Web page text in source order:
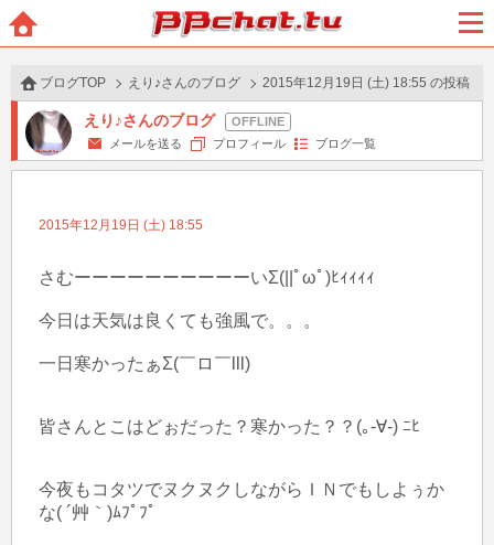
BBchatTV
ュー
ブログTOP えり♪さんのブログ 2015年12月19日 (土) 18:55 の投稿
えり♪さんのブログ
メールを送る プロフィール ブログ一覧
2015年12月19日 (土) 18:55
さむーーーーーーーーーーいΣ(||ﾟωﾟ)ﾋｨｨｨｨ
今日は天気は良くても強風で。。。
一日寒かったぁΣ(￣ロ￣lll)
皆さんとこはどぉだった？寒かった？？(｡-∀-) ﾆﾋ
今夜もコタツでヌクヌクしながらＩＮでもしよぅか
な( ´艸｀)ﾑﾌﾟﾌﾟ